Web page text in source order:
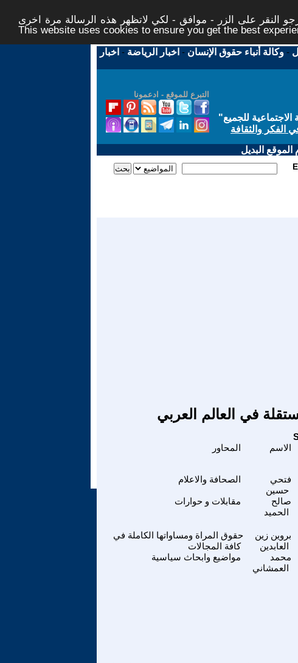
النقر على الزر - موافق - لكي لاتظهر هذه الرسالة مرة اخرى -
This website uses cookies to ensure you get the best
-وكالة أنباء حقوق الإنسان - اخبار الرياضة - اخبار
التبرع للموقع - ادعمونا
للجميع"
الفكر والثقافة
البديل
في العالم العربي
الاسم
الصحافة والاعلام
فتحي
حسين
مقابلات و حوارات
صالح
الحميد
حقوق المراة ومساواتها الكاملة في
كافة المجالات
بروين زين
العابدين
مواضيع وابحاث سياسية
محمد
العمشاني